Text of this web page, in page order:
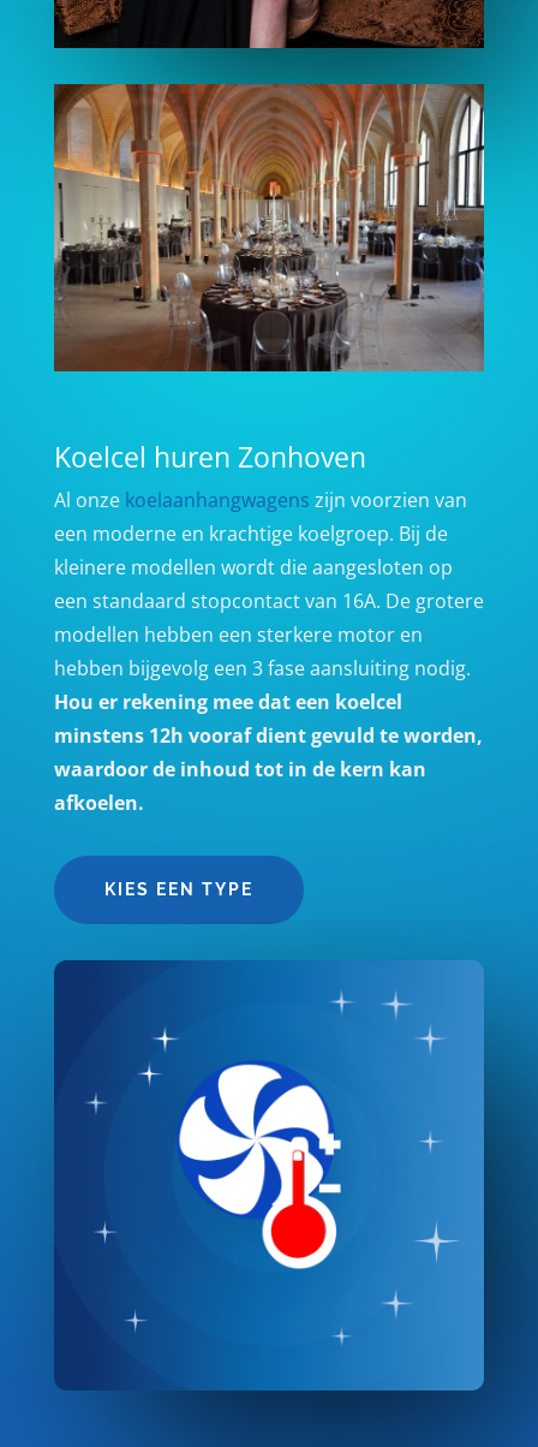
Koelcel huren Zonhoven
Al onze koelaanhangwagens zijn voorzien van
een moderne en krachtige koelgroep. Bij de
kleinere modellen wordt die aangesloten op
een standaard stopcontact van 16A. De grotere
modellen hebben een sterkere motor en
hebben bijgevolg een 3 fase aansluiting nodig.
Hou er rekening mee dat een koelcel
minstens 12h vooraf dient gevuld te worden,
waardoor de inhoud tot in de kern kan
afkoelen.
KIES EEN TYPE